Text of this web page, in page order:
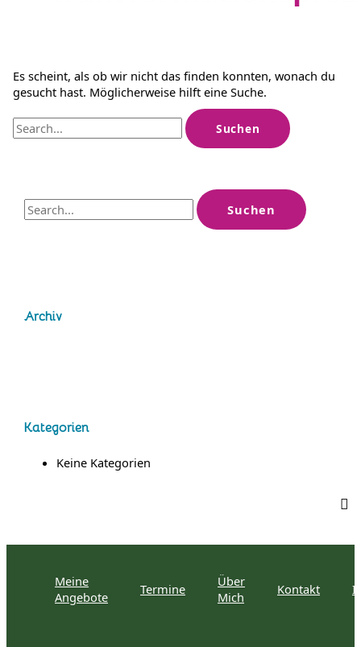
Es scheint, als ob wir nicht das finden konnten, wonach du
gesucht hast. Möglicherweise hilft eine Suche.
Suchen
nach:
S
u
n
:
Archiv
Kategorien
Keine Kategorien
Meine
Angebote
Termine
Über
Mich
Kontakt